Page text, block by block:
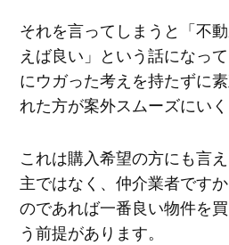
それを言ってしまうと「不
えば良い」という話になっ
にウガった考えを持たずに
れた方が案外スムーズにいく
これは購入希望の方にも言
主ではなく、仲介業者です
のであれば一番良い物件を
う前提があります。